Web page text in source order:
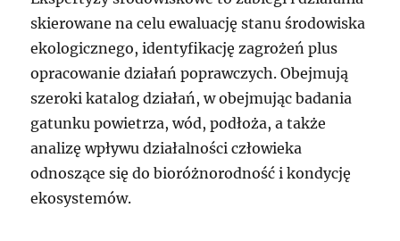
skierowane na celu ewaluację stanu środowiska
ekologicznego, identyfikację zagrożeń plus
opracowanie działań poprawczych. Obejmują
szeroki katalog działań, w obejmując badania
gatunku powietrza, wód, podłoża, a także
analizę wpływu działalności człowieka
odnoszące się do bioróżnorodność i kondycję
ekosystemów.